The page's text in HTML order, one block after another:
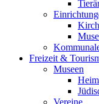
Freizeit &
Museen
Vereine